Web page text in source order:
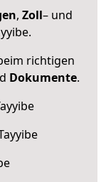
, Zoll– und
richtigen
Dokumente.